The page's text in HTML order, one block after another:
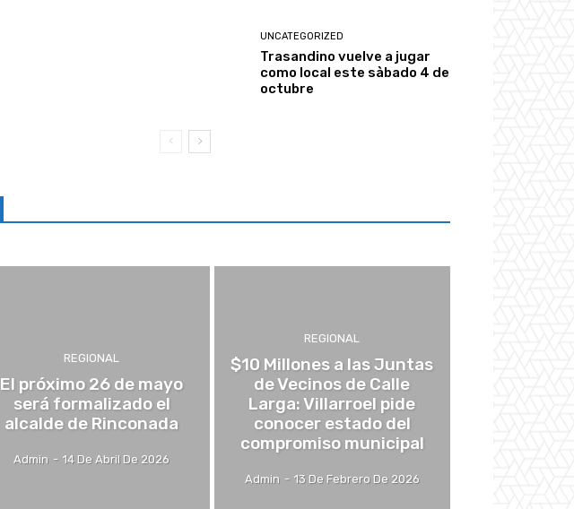
UNCATEGORIZED
Trasandino vuelve a jugar
como local este sàbado 4 de
octubre
REGIONAL
El próximo 26 de mayo
será formalizado el
alcalde de Rinconada
Admin - 14 De Abril De 2026
REGIONAL
$10 Millones a las Juntas
de Vecinos de Calle
Larga: Villarroel pide
conocer estado del
compromiso municipal
Admin - 13 De Febrero De 2026